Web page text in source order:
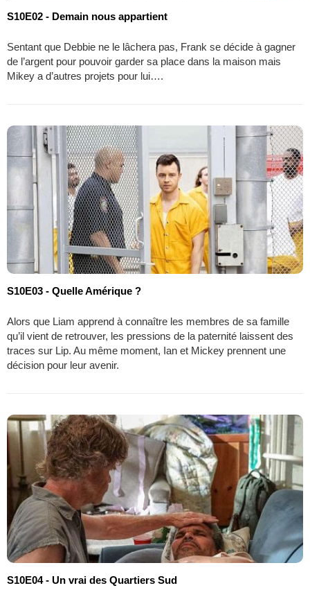
S10E02 - Demain nous appartient
Sentant que Debbie ne le lâchera pas, Frank se décide à gagner
de l’argent pour pouvoir garder sa place dans la maison mais
Mikey a d’autres projets pour lui….
S10E03 - Quelle Amérique ?
Alors que Liam apprend à connaître les membres de sa famille
qu’il vient de retrouver, les pressions de la paternité laissent des
traces sur Lip. Au même moment, Ian et Mickey prennent une
décision pour leur avenir.
S10E04 - Un vrai des Quartiers Sud